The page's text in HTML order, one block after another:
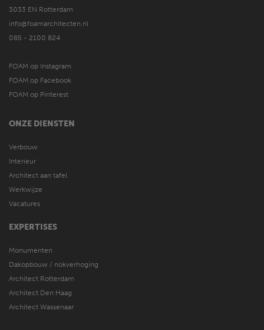
3033 EN Rotterdam
info@foamarchitecten.nl
085 - 2100 824
FOAM op Instagram
FOAM op Facebook
FOAM op Pinterest
ONZE DIENSTEN
Verbouw
Interieur
Architect aan tafel
Werkwijze
Vacatures
EXPERTISES
Monumenten
Dakopbouw / nokverhoging
Architect Rotterdam
Architect Den Haag
Architect Wassenaar